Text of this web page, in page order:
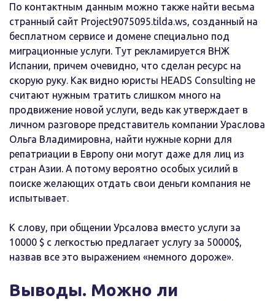
По контактным данным можно также найти весьма
странный сайт Project9075095.tilda.ws, созданный на
бесплатном сервисе и домене специально под
миграционные услуги. Тут рекламируется ВНЖ
Испании, причем очевидно, что сделан ресурс на
скорую руку. Как видно юристы HEADS Consulting не
считают нужным тратить слишком много на
продвижение новой услуги, ведь как утверждает в
личном разговоре представитель компании Ураслова
Ольга Владимировна, найти нужные корни для
репатриации в Европу они могут даже для лиц из
стран Азии. А потому вероятно особых усилий в
поиске желающих отдать свои деньги компания не
испытывает.
К слову, при общении Урсалова вместо услуги за
10000 $ с легкостью предлагает услугу за 50000$,
назвав все это выражением «немного дороже».
Выводы. Можно ли